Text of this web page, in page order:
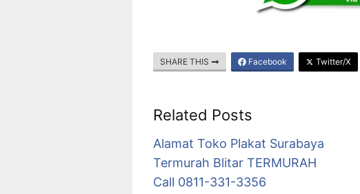
SHARE THIS Facebook Twitter/X
Related Posts
Alamat Toko Plakat Surabaya
Termurah Blitar TERMURAH
Call 0811-331-3356